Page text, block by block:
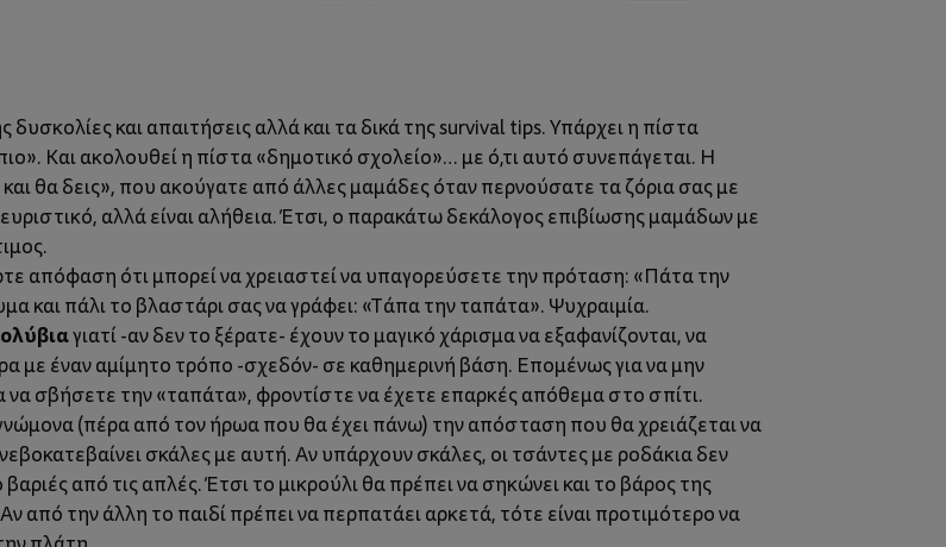
και απαιτήσεις αλλά και τα δικά της survival tips. Υπάρχει η πίστα
Και ακολουθεί η πίστα «δημοτικό σχολείο»… με ό,τι αυτό συνεπάγεται. Η
θα δεις», που ακούγατε από άλλες μαμάδες όταν περνούσατε τα ζόρια σας με
αλλά είναι αλήθεια. Έτσι, ο παρακάτω δεκάλογος επιβίωσης μαμάδων με
απόφαση ότι μπορεί να χρειαστεί να υπαγορεύσετε την πρόταση: «Πάτα την
και πάλι το βλαστάρι σας να γράφει: «Τάπα την ταπάτα». Ψυχραιμία.
γιατί -αν δεν το ξέρατε- έχουν το μαγικό χάρισμα να εξαφανίζονται, να
με έναν αμίμητο τρόπο -σχεδόν- σε καθημερινή βάση. Επομένως για να μην
σβήσετε την «ταπάτα», φροντίστε να έχετε επαρκές απόθεμα στο σπίτι.
(πέρα από τον ήρωα που θα έχει πάνω) την απόσταση που θα χρειάζεται να
σκάλες με αυτή. Αν υπάρχουν σκάλες, οι τσάντες με ροδάκια δεν
βαριές από τις απλές. Έτσι το μικρούλι θα πρέπει να σηκώνει και το βάρος της
από την άλλη το παιδί πρέπει να περπατάει αρκετά, τότε είναι προτιμότερο να